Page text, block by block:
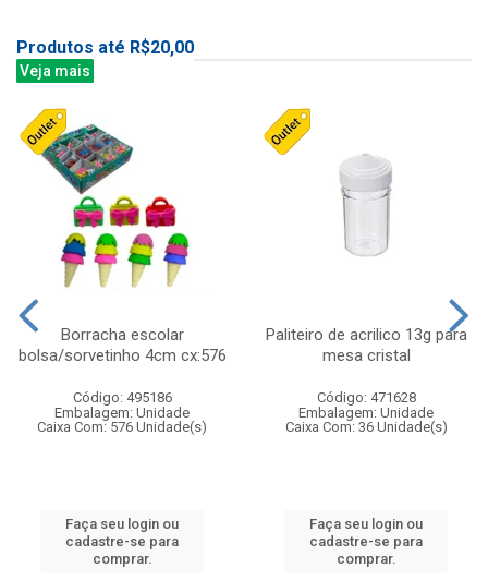
Produtos até R$20,00
Veja mais
Borracha escolar
bolsa/sorvetinho 4cm cx:576
Código: 495186
Embalagem: Unidade
Caixa Com: 576 Unidade(s)
Faça seu login ou
cadastre-se para
comprar.
Paliteiro de acrilico 13g para
mesa cristal
Código: 471628
Embalagem: Unidade
Caixa Com: 36 Unidade(s)
Faça seu login ou
cadastre-se para
comprar.